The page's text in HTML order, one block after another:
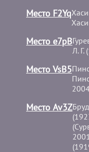
Место F2Yq
Место e7pB
Л. Г.
Место VsB5
Место Av3Z